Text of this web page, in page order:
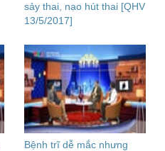
sảy thai, nạo hút thai [QHV
13/5/2017]
Bệnh trĩ dễ mắc nhưng